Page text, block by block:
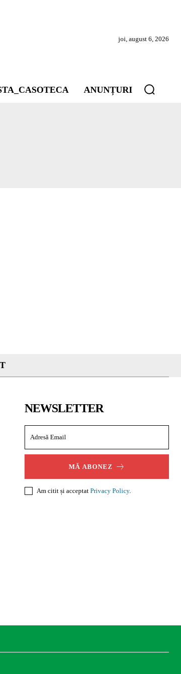
joi, august 6, 2026
ANUNȚURI
NEWSLETTER
MĂ ABONEZ
Am citit și acceptat Privacy Policy.